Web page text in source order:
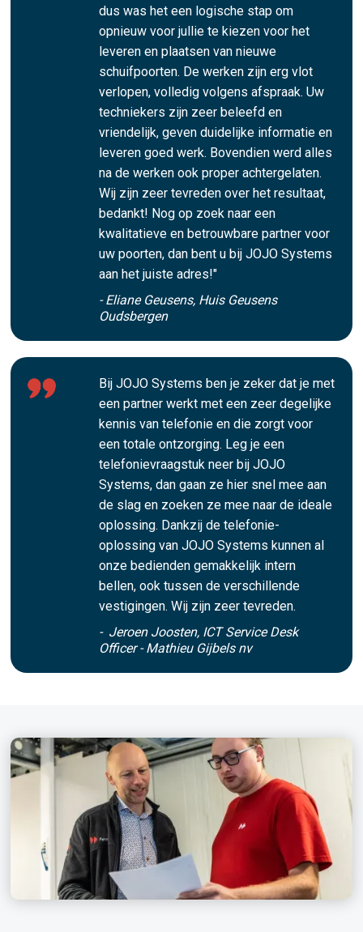
dus was het een logische stap om
opnieuw voor jullie te kiezen voor het
leveren en plaatsen van nieuwe
schuifpoorten. De werken zijn erg vlot
verlopen, volledig volgens afspraak. Uw
techniekers zijn zeer beleefd en
vriendelijk, geven duidelijke informatie en
leveren goed werk. Bovendien werd alles
na de werken ook proper achtergelaten.
Wij zijn zeer tevreden over het resultaat,
bedankt! Nog op zoek naar een
kwalitatieve en betrouwbare partner voor
uw poorten, dan bent u bij JOJO Systems
aan het juiste adres!"
- Eliane Geusens, Huis Geusens
Oudsbergen
Bij JOJO Systems ben je zeker dat je met
een partner werkt met een zeer degelijke
kennis van telefonie en die zorgt voor
een totale ontzorging. Leg je een
telefonievraagstuk neer bij JOJO
Systems, dan gaan ze hier snel mee aan
de slag en zoeken ze mee naar de ideale
oplossing. Dankzij de telefonie-
oplossing van JOJO Systems kunnen al
onze bedienden gemakkelijk intern
bellen, ook tussen de verschillende
vestigingen. Wij zijn zeer tevreden.
- Jeroen Joosten, ICT Service Desk
Officer - Mathieu Gijbels nv